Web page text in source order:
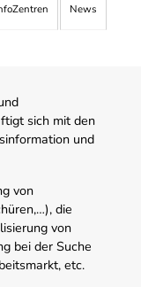
News
sich mit den
und
von
die
von
bei der Suche
etc.